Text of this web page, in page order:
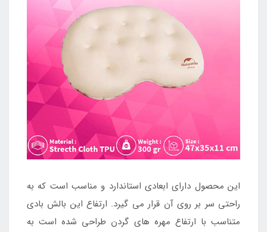
این محصول دارای ابعادی استاندارد و مناسب است که به
راحتی سر بر روی آن قرار می گیرد. ارتفاع این بالش بادی
متناسب با ارتفاع مهره های گردن طراحی شده است به